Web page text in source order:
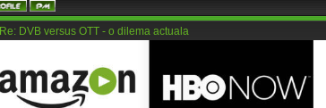
Re: DVB versus OTT - o dilema actuala